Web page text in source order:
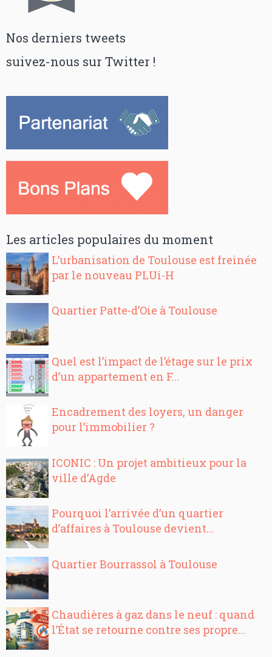
Nos derniers tweets
suivez-nous sur Twitter !
Les articles populaires du moment
L’urbanisation de Toulouse est freinée
par le nouveau PLUi-H
Quartier Patte-d’Oie à Toulouse
Quel est l’impact de l’étage sur le prix
d’un appartement en F...
Encadrement des loyers, un danger
pour l’immobilier ?
ICONIC : Un projet ambitieux pour la
ville d’Agde
Pourquoi l’arrivée d’un quartier
d’affaires à Toulouse devient...
Quartier Bourrassol à Toulouse
Chaudières à gaz dans le neuf : quand
l’État se retourne contre ses propre...